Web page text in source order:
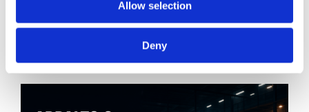
Allow selection
Deny
Diritto del Lavoro, Michela Colitta, Sentenze Cassazione